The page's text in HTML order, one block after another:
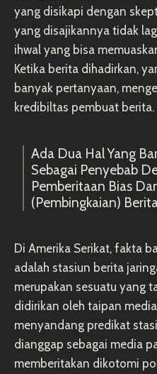
yang disikapi dengan
yang disajikannya tidak
ihwal yang bisa
Ketika berita dihadirkan,
banyak pertanyaan,
kredibiltas pembuat berita.
Ada Dua Hal Yang
Sebagai Penyebab
Pemberitaan Bias
(pembingkaian)
Di Amerika Serikat, fakta
adalah stasiun berita
merupakan sesuatu yang
didirikan oleh taipan
menyandang predikat
dianggap sebagai media
memberitakan dikotomi